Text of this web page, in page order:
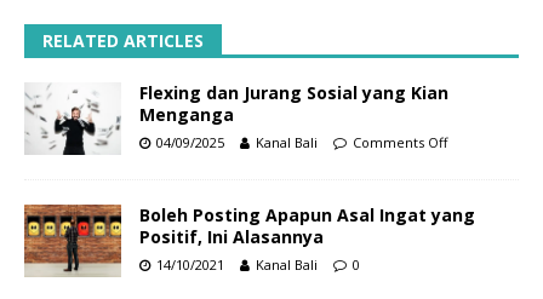
RELATED ARTICLES
Flexing dan Jurang Sosial yang Kian
Menganga
04/09/2025 Kanal Bali Comments Off
Boleh Posting Apapun Asal Ingat yang
Positif, Ini Alasannya
14/10/2021 Kanal Bali 0